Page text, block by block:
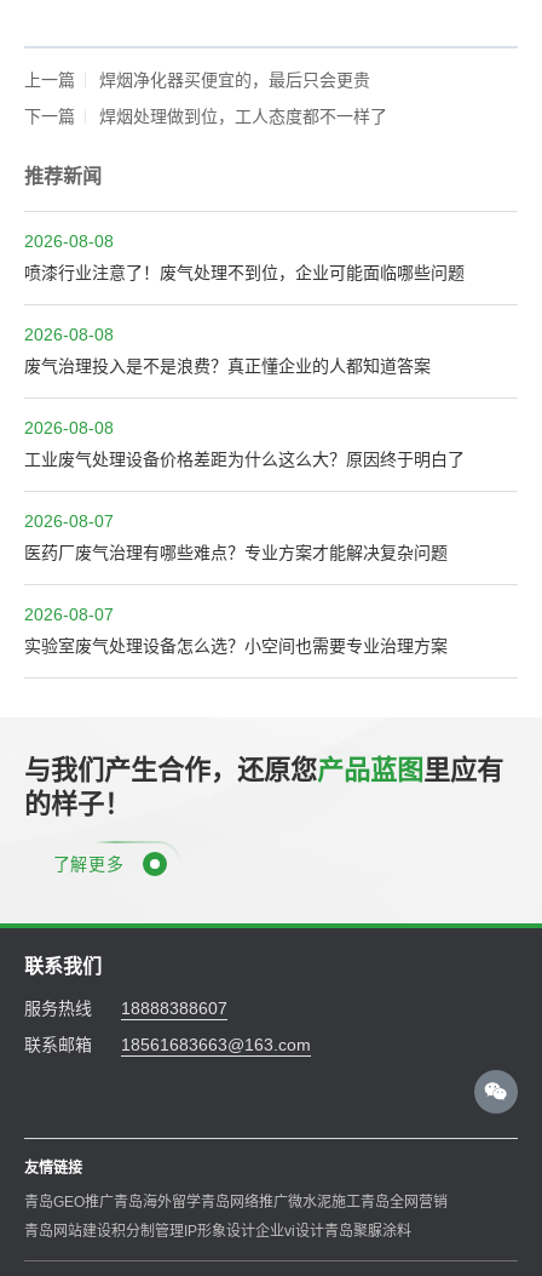
上一篇
焊烟净化器买便宜的，最后只会更贵
下一篇
焊烟处理做到位，工人态度都不一样了
推荐新闻
2026-08-08
喷漆行业注意了！废气处理不到位，企业可能面临哪些问题
2026-08-08
废气治理投入是不是浪费？真正懂企业的人都知道答案
2026-08-08
工业废气处理设备价格差距为什么这么大？原因终于明白了
2026-08-07
医药厂废气治理有哪些难点？专业方案才能解决复杂问题
2026-08-07
实验室废气处理设备怎么选？小空间也需要专业治理方案
与我们产生合作，还原您产品蓝图里应有
的样子！
了解更多
联系我们
服务热线
18888388607
联系邮箱
18561683663@163.com
友情链接
青岛GEO推广青岛海外留学青岛网络推广微水泥施工青岛全网营销
青岛网站建设积分制管理 IP形象设计企业vi设计青岛聚脲涂料